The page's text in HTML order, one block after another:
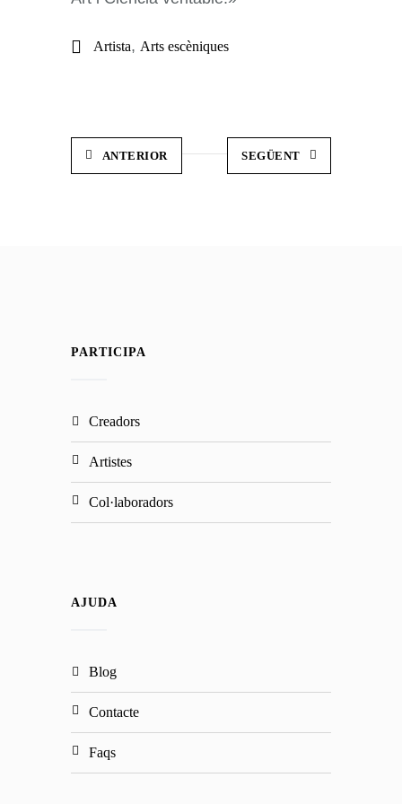
Artista, Arts escèniques
ANTERIOR SEGÜENT
PARTICIPA
creadors
artistes
col·laboradors
AJUDA
blog
contacte
faqs